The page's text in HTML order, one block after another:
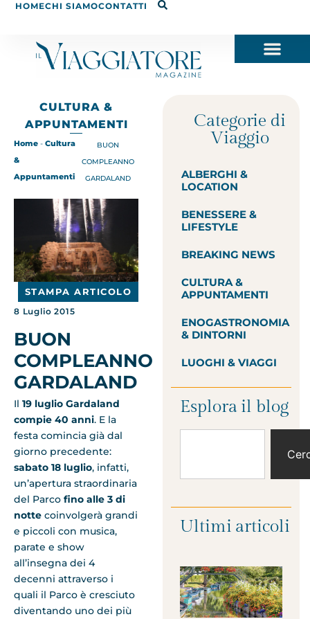
HOMECHI SIAMOCONTATTI
CULTURA &
APPUNTAMENTI
Home - Cultura
&
Appuntamenti
BUON
COMPLEANNO
GARDALAND
STAMPA ARTICOLO
8 Luglio 2015
BUON
COMPLEANNO
GARDALAND
Il 19 luglio Gardaland
compie 40 anni. E la
festa comincia già dal
giorno precedente:
sabato 18 luglio, infatti,
un’apertura straordinaria
del Parco fino alle 3 di
notte coinvolgerà grandi
e piccoli con musica,
parate e show
all’insegna dei 4
decenni attraverso i
quali il Parco è cresciuto
diventando uno dei più
Categorie di
Viaggio
ALBERGHI &
LOCATION
BENESSERE &
LIFESTYLE
BREAKING NEWS
CULTURA &
APPUNTAMENTI
ENOGASTRONOMIA
& DINTORNI
LUOGHI & VIAGGI
Esplora il blog
Ultimi articoli